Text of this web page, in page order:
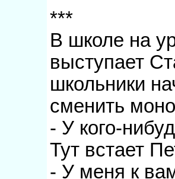
***
В школе на
выступает
школьники
сменить
- У кого-
Тут встает
- У меня к